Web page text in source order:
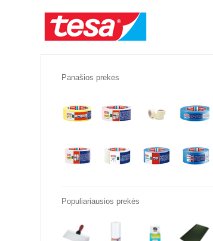
Panašios prekės
Populiariausios prekės